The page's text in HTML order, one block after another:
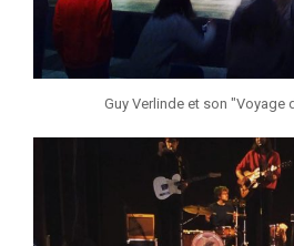
Guy Verlinde et son "Voyage
Jan 27